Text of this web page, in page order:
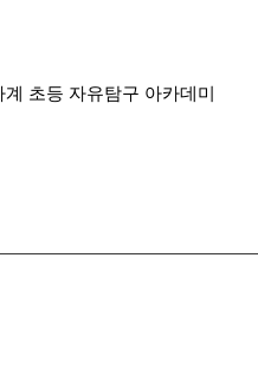
초등 자유탐구 아카데미